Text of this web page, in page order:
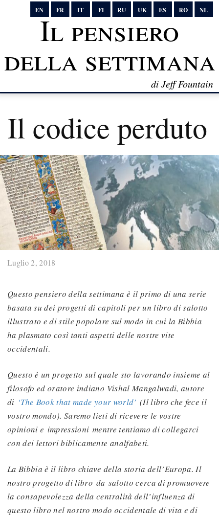
EN FR IT FI RU UK ES RO NL
Il pensiero
della settimana
di Jeff Fountain
Il codice perduto
Luglio 2, 2018
Questo pensiero della settimana è il primo di una serie
basata su dei progetti di capitoli per un libro di salotto
illustrato e di stile popolare sul modo in cui la Bibbia
ha plasmato così tanti aspetti delle nostre vite
occidentali.
Questo è un progetto sul quale sto lavorando insieme al
filosofo ed oratore indiano Vishal Mangalwadi, autore
di ‘The Book that made your world’ (Il libro che fece il
vostro mondo). Saremo lieti di ricevere le vostre
opinioni e impressioni mentre tentiamo di collegarci
con dei lettori biblicamente analfabeti.
La Bibbia è il libro chiave della storia dell’Europa. Il
nostro progetto di libro da salotto cerca di promuovere
la consapevolezza della centralità dell’influenza di
questo libro nel nostro modo occidentale di vita e di